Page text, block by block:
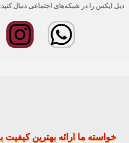
دبل ایکس را در شبکه‌های اجتماعی دنبال کنید:
خواسته ما ارائه بهترین